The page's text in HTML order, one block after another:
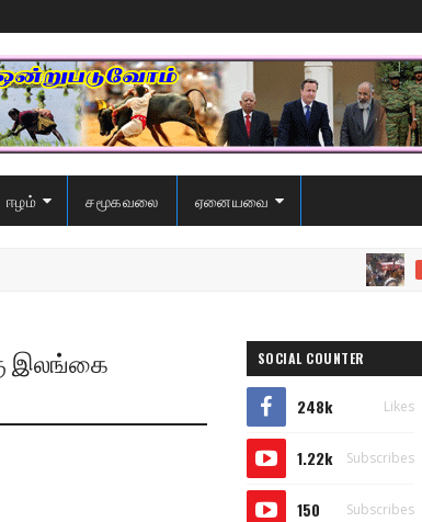
ஈழம் சமூகவலை ஏனையவை
NEWS
இலங்கை
SOCIAL COUNTER
248k Likes
1.22k Subscribes
150 Subscribes